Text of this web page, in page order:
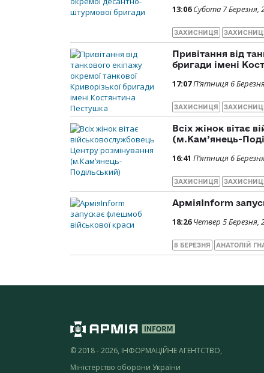
13:06 Субота 7 Березня,
ЗАХИСНИЦЯ
Привітання від
бригади імені
17:07П’ятниця 6
ЗАХИСНИЦЯ
Всіх жінок вітає
(м.Кам’янець-
16:41 П’ятниця 6
ЗАХИСНИЦЯ
АрміяInform
18:26 Четвер 5 Березня,
8 БЕРЕЗНЯ АНАТОЛІЙ
© 2018 - 2026, ІНФОРМАЦІЙНЕ АГЕНТСТВО,
Міністерство оборони України